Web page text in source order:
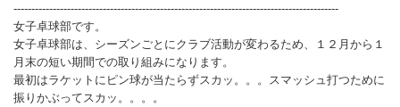
-------------------------------------------------------------------------------------------
女子卓球部です。
女子卓球部は、シーズンごとにクラブ活動が変わるため、１２月から１
月末の短い期間での取り組みになります。
最初はラケットにピン球が当たらずスカッ。。。スマッシュ打つために
振りかぶってスカッ。。。。